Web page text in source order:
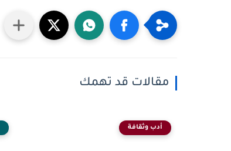
مقالات قد تهمك
أدب وثقافة